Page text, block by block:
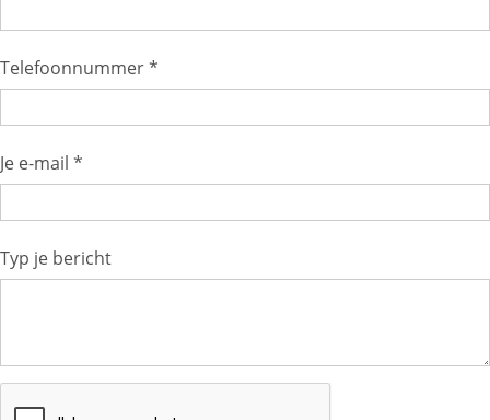
Telefoonnummer *
Je e-mail *
Typ je bericht